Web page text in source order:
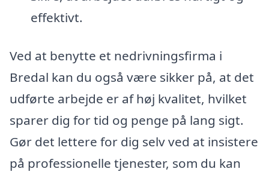
effektivt.
Ved at benytte et nedrivningsfirma i
Bredal kan du også være sikker på, at det
udførte arbejde er af høj kvalitet, hvilket
sparer dig for tid og penge på lang sigt.
Gør det lettere for dig selv ved at insistere
på professionelle tjenester, som du kan